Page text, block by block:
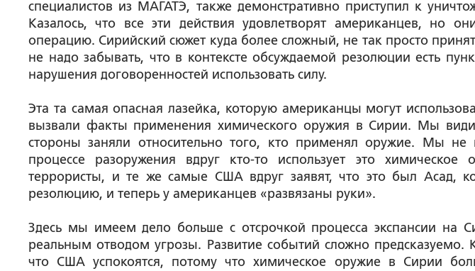
специалистов из МАГАТЭ, также демонстративно приступил к
Казалось, что все эти действия удовлетворят американцев, но
операцию. Сирийский сюжет куда более сложный, не так просто
не надо забывать, что в контексте обсуждаемой резолюции есть
нарушения договоренностей использовать силу.
Эта та самая опасная лазейка, которую американцы могут
вызвали факты применения химического оружия в Сирии. Мы
стороны заняли относительно того, кто применял оружие. Мы не
процессе разоружения вдруг кто-то использует это
террористы, и те же самые США вдруг заявят, что это был Асад,
резолюцию, и теперь у американцев «развязаны руки».
Здесь мы имеем дело больше с отсрочкой процесса экспансии на
реальным отводом угрозы. Развитие событий сложно предсказуемо.
что США успокоятся, потому что химическое оружие в Сирии